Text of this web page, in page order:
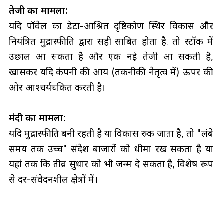
तेजी का मामला:
यदि पॉवेल का डेटा-आश्रित दृष्टिकोण स्थिर विकास और
नियंत्रित मुद्रास्फीति द्वारा सही साबित होता है, तो स्टॉक में
उछाल आ सकता है और एक नई तेजी आ सकती है,
खासकर यदि कंपनी की आय (तकनीकी नेतृत्व में) ऊपर की
ओर आश्चर्यचकित करती है।
मंदी का मामला:
यदि मुद्रास्फीति बनी रहती है या विकास रुक जाता है, तो "लंबे
समय तक उच्च" संदेश बाजारों को धीमा रख सकता है या
यहां तक कि तीव्र सुधार को भी जन्म दे सकता है, विशेष रूप
से दर-संवेदनशील क्षेत्रों में।